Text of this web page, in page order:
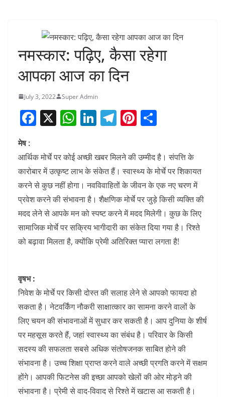
नमस्कार: पढ़िए, कैसा रहेगा
आपका आज का दिन
July 3, 2022 Super Admin
F
c
e
b
o
o
k
X W
at
s
A
p
p
Li
k
e
dI
n
T
e
gr
a
m
Pi
er
e
st
ar
e
मेष :
आर्थिक मोर्चे पर कोई अच्छी खबर मिलने की उम्मीद है। संपत्ति के
कारोबार में उत्कृष्ट लाभ के संकेत हैं। स्वास्थ्य के मोर्चे पर शिकायत
करने से कुछ नहीं होगा। नवविवाहितों के जीवन के एक नए चरण में
प्रवेश करने की संभावना है। शैक्षणिक मोर्चे पर जुड़े किसी व्यक्ति की
मदद लेने से आपके मन को स्पष्ट करने में मदद मिलेगी। कुछ के लिए
सामाजिक मोर्चे पर सक्रिय भागीदारी का संकेत दिया गया है। रिश्ते
को बढ़ावा मिलता है, क्योंकि प्रेमी अतिरिक्त प्यारा लगता है!
वृषभ :
निवेश के मोर्चे पर किसी दोस्त की सलाह लेने से आपको फायदा हो
सकता है। नेटवर्किंग नौकरी साक्षात्कार का सामना करने वालों के
लिए चयन की संभावनाओं में सुधार कर सकती है। आप दुनिया के शीर्ष
पर महसूस करते हैं, जहां स्वास्थ्य का संबंध है। परिवार के किसी
सदस्य की सफलता सबसे अधिक संतोषजनक साबित होने की
संभावना है। उच्च शिक्षा प्राप्त करने वाले अच्छी प्रगति करने में सक्षम
होंगे। आपकी फिटनेस की इच्छा आपको खेलों की ओर मोड़ने की
संभावना है। प्रेमी से वाद-विवाद से रिश्ते में खटास आ सकती है।